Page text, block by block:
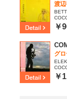
渡
43
￥
グ
57
￥